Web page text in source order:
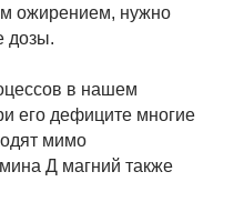
ожирением, нужно
дозы.
в нашем
его дефиците многие
мимо
Д магний также